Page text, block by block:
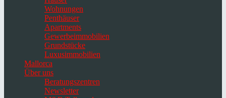
Wohnungen
Penthäuser
Apartments
Gewerbeimmobilien
Grundstücke
Luxusimmobilien
Mallorca
Über uns
Beratungszentren
Newsletter